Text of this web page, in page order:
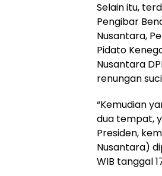
Selain itu,
Pengibar
Nusantara,
Pidato
Nusantara
renungan
“Kemudian
dua tempat,
Presiden,
Nusantara)
WIB tanggal